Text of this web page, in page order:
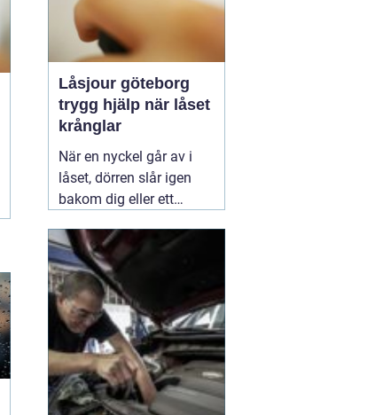
Låsjour göteborg
trygg hjälp när låset
krånglar
När en nyckel går av i
låset, dörren slår igen
bakom dig eller ett
och karm, uppstår ofta
stress och osäkerhet. I
den stunden spelar
klockslaget ingen roll du
behöver hjälp direkt. En
03 augusti 2026